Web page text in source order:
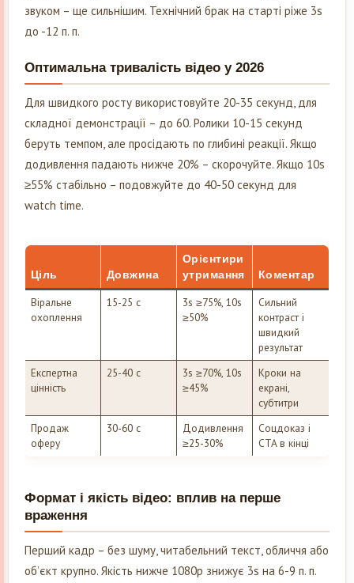
звуком – ще сильнішим. Технічний брак на старті ріже 3s
до -12 п. п.
Оптимальна тривалість відео у 2026
Для швидкого росту використовуйте 20-35 секунд, для
складної демонстрації – до 60. Ролики 10-15 секунд
беруть темпом, але просідають по глибині реакції. Якщо
додивлення падають нижче 20% – скорочуйте. Якщо 10s
≥55% стабільно – подовжуйте до 40-50 секунд для
watch time.
Ціль Довжина
Орієнтири
утримання
Коментар
Віральне
охоплення
15-25 с
3s ≥75%, 10s
≥50%
Сильний
контраст і
швидкий
результат
Експертна
цінність
25-40 с
3s ≥70%, 10s
≥45%
Кроки на
екрані,
субтитри
Продаж
оферу
30-60 с
Додивлення
≥25-30%
Соцдоказ і
CTA в кінці
Формат і якість відео: вплив на перше
враження
Перший кадр – без шуму, читабельний текст, обличчя або
об’єкт крупно. Якість нижче 1080p знижує 3s на 6-9 п. п.